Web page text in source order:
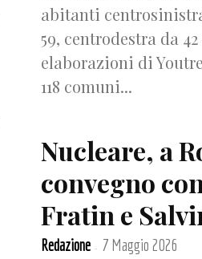
abitanti
59, centrodestra da
elaborazioni di
118 comuni...
Nucleare, a
convegno
Fratin e
Redazione - 7 Maggio 2026